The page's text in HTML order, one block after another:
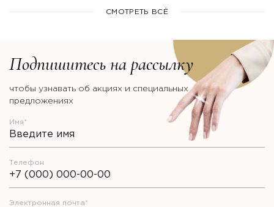
СМОТРЕТЬ ВСЁ
Подпишитесь на рассылку
чтобы узнавать об акциях и специальных
предложениях
Имя*
Телефон
Электронная почта*